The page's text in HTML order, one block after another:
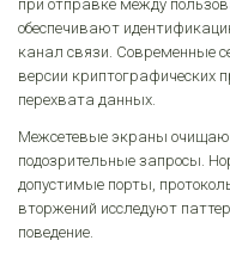
при отправке между
обеспечивают
канал связи. Современные
версии криптографических
перехвата данных.
Межсетевые экраны
подозрительные запросы.
допустимые порты,
вторжений исследуют
поведение.